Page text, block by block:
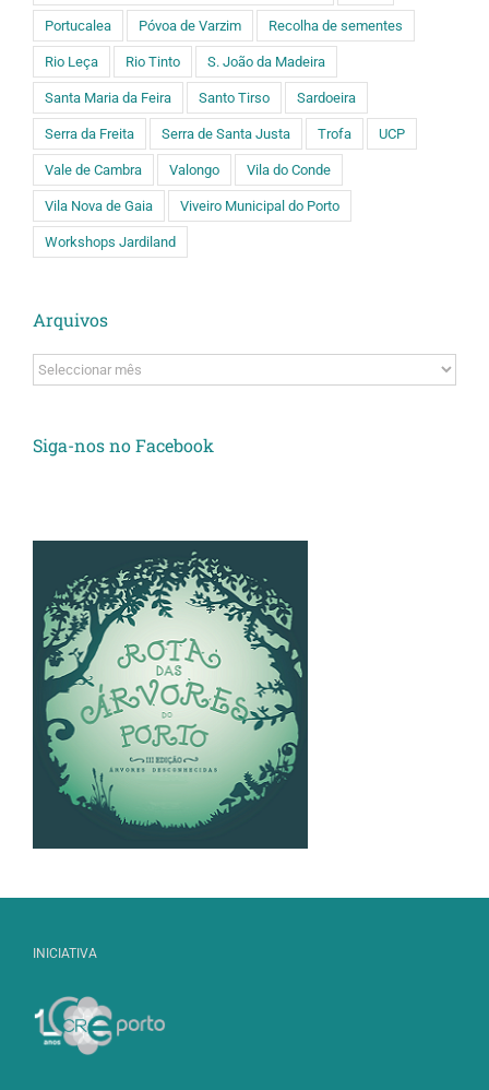
Portucalea Póvoa de Varzim Recolha de sementes
Rio Leça Rio Tinto S. João da Madeira
Santa Maria da Feira Santo Tirso Sardoeira
Serra da Freita Serra de Santa Justa Trofa UCP
Vale de Cambra Valongo Vila do Conde
Vila Nova de Gaia Viveiro Municipal do Porto
Workshops Jardiland
Arquivos
Arquivos
Siga-nos no Facebook
INICIATIVA